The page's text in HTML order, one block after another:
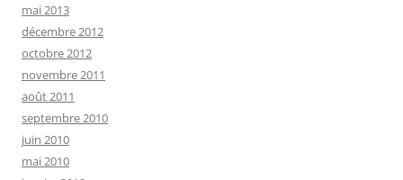
mai 2013
décembre 2012
octobre 2012
novembre 2011
août 2011
septembre 2010
juin 2010
mai 2010